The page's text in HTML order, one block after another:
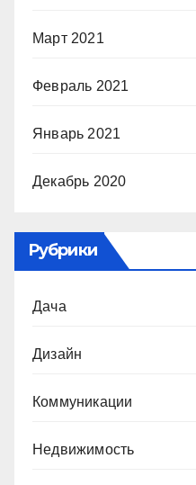
Март 2021
Февраль 2021
Январь 2021
Декабрь 2020
Рубрики
Дача
Дизайн
Коммуникации
Недвижимость